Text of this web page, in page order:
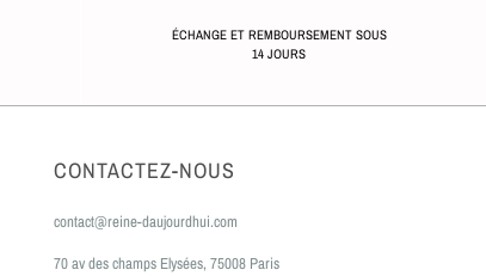
ÉCHANGE ET REMBOURSEMENT SOUS
14 JOURS
CONTACTEZ-NOUS
contact@reine-daujourdhui.com
70 av des champs Elysées, 75008 Paris